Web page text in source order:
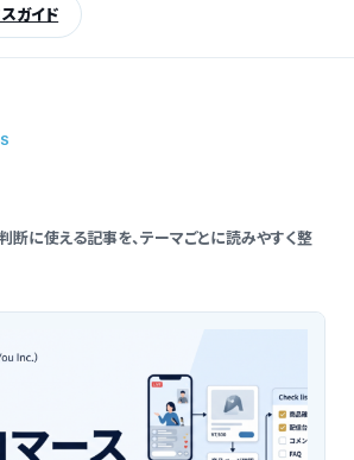
ガイド
断に使える記事を、テーマごとに読みやすく整